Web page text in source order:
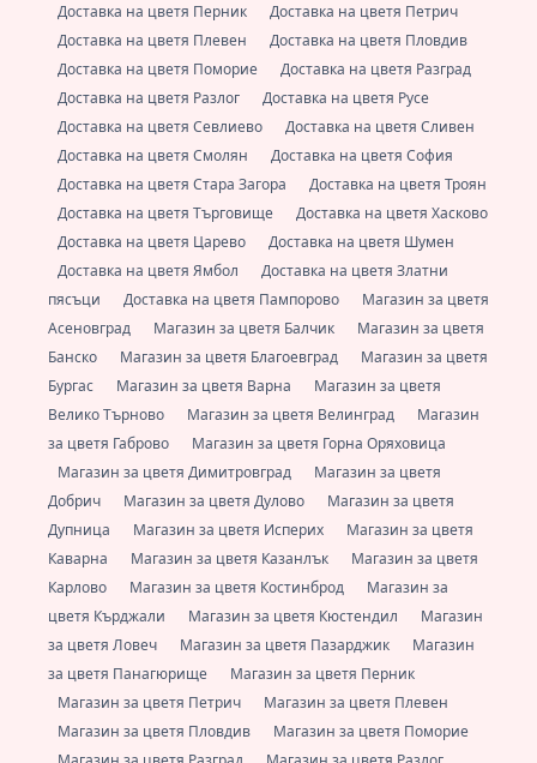
Доставка на цветя Перник
Доставка на цветя Петрич
Доставка на цветя Плевен
Доставка на цветя Пловдив
Доставка на цветя Поморие
Доставка на цветя Разград
Доставка на цветя Разлог
Доставка на цветя Русе
Доставка на цветя Севлиево
Доставка на цветя Сливен
Доставка на цветя Смолян
Доставка на цветя София
Доставка на цветя Стара Загора
Доставка на цветя Троян
Доставка на цветя Търговище
Доставка на цветя Хасково
Доставка на цветя Царево
Доставка на цветя Шумен
Доставка на цветя Ямбол
Доставка на цветя Златни
пясъци
Доставка на цветя Пампорово
Магазин за цветя
Асеновград
Магазин за цветя Балчик
Магазин за цветя
Банско
Магазин за цветя Благоевград
Магазин за цветя
Бургас
Магазин за цветя Варна
Магазин за цветя
Велико Търново
Магазин за цветя Велинград
Магазин
за цветя Габрово
Магазин за цветя Горна Оряховица
Магазин за цветя Димитровград
Магазин за цветя
Добрич
Магазин за цветя Дулово
Магазин за цветя
Дупница
Магазин за цветя Исперих
Магазин за цветя
Каварна
Магазин за цветя Казанлък
Магазин за цветя
Карлово
Магазин за цветя Костинброд
Магазин за
цветя Кърджали
Магазин за цветя Кюстендил
Магазин
за цветя Ловеч
Магазин за цветя Пазарджик
Магазин
за цветя Панагюрище
Магазин за цветя Перник
Магазин за цветя Петрич
Магазин за цветя Плевен
Магазин за цветя Пловдив
Магазин за цветя Поморие